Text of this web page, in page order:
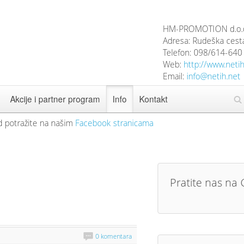
HM-PROMOTION
Adresa: Rudeška
Telefon: 098/614-640
Web: http://
Email: info@netih.net
Akcije i partner program Info Kontakt
potražite na našim Facebook stranicama
0 komentara
Pratite nas na